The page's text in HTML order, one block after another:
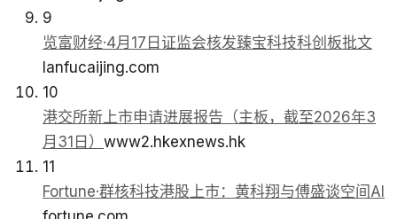
9
览富财经·4月17日证监会核发臻宝科技科创板批文
lanfucaijing.com
10
港交所新上市申请进展报告（主板，截至2026年3
月31日） www2.hkexnews.hk
11
Fortune·群核科技港股上市：黄科翔与傅盛谈空间AI